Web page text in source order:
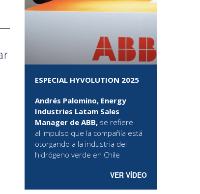
ESPECIAL HYVOLUTION 2025
Andrés Palomino, Energy
Industries Latam Sales
Manager de ABB, se refiere
al impulso que la compañía está
otorgando a la industria del
hidrógeno verde en Chile
VER VÍDEO